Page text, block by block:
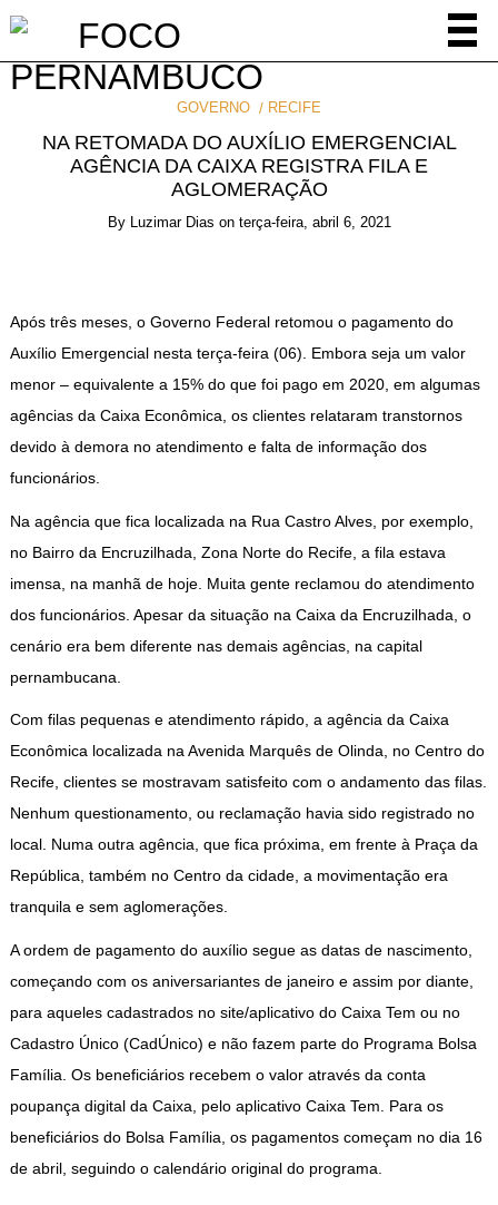
GOVERNO RECIFE
NA RETOMADA DO AUXÍLIO EMERGENCIAL
AGÊNCIA DA CAIXA REGISTRA FILA E
AGLOMERAÇÃO
By Luzimar Dias on terça-feira, abril 6, 2021
Após três meses, o Governo Federal retomou o pagamento do
Auxílio Emergencial nesta terça-feira (06). Embora seja um valor
menor – equivalente a 15% do que foi pago em 2020, em algumas
agências da Caixa Econômica, os clientes relataram transtornos
devido à demora no atendimento e falta de informação dos
funcionários.
Na agência que fica localizada na Rua Castro Alves, por exemplo,
no Bairro da Encruzilhada, Zona Norte do Recife, a fila estava
imensa, na manhã de hoje. Muita gente reclamou do atendimento
dos funcionários. Apesar da situação na Caixa da Encruzilhada, o
cenário era bem diferente nas demais agências, na capital
pernambucana.
Com filas pequenas e atendimento rápido, a agência da Caixa
Econômica localizada na Avenida Marquês de Olinda, no Centro do
Recife, clientes se mostravam satisfeito com o andamento das filas.
Nenhum questionamento, ou reclamação havia sido registrado no
local. Numa outra agência, que fica próxima, em frente à Praça da
República, também no Centro da cidade, a movimentação era
tranquila e sem aglomerações.
A ordem de pagamento do auxílio segue as datas de nascimento,
começando com os aniversariantes de janeiro e assim por diante,
para aqueles cadastrados no site/aplicativo do Caixa Tem ou no
Cadastro Único (CadÚnico) e não fazem parte do Programa Bolsa
Família. Os beneficiários recebem o valor através da conta
poupança digital da Caixa, pelo aplicativo Caixa Tem. Para os
beneficiários do Bolsa Família, os pagamentos começam no dia 16
de abril, seguindo o calendário original do programa.